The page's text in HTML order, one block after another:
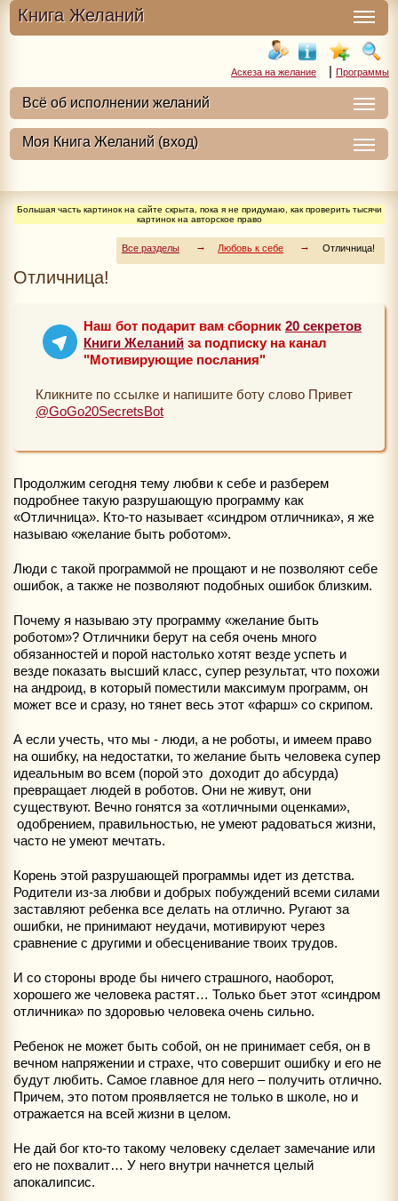
Книга Желаний
Аскеза на желание | Программы
Большая часть картинок на сайте скрыта, пока я не придумаю, как проверить тысячи
картинок на авторское право
Все разделы Любовь к себе Отличница!
Отличница!
Наш бот подарит вам сборник 20 секретов
Книги Желаний за подписку на канал
"Мотивирующие послания"
Кликните по ссылке и напишите боту слово Привет
@GoGo20SecretsBot
Продолжим сегодня тему любви к себе и разберем
подробнее такую разрушающую программу как
«Отличница». Кто-то называет «синдром отличника», я же
называю «желание быть роботом».
Люди с такой программой не прощают и не позволяют себе
ошибок, а также не позволяют подобных ошибок близким.
Почему я называю эту программу «желание быть
роботом»? Отличники берут на себя очень много
обязанностей и порой настолько хотят везде успеть и
везде показать высший класс, супер результат, что похожи
на андроид, в который поместили максимум программ, он
может все и сразу, но тянет весь этот «фарш» со скрипом.
А если учесть, что мы - люди, а не роботы, и имеем право
на ошибку, на недостатки, то желание быть человека супер
идеальным во всем (порой это доходит до абсурда)
превращает людей в роботов. Они не живут, они
существуют. Вечно гонятся за «отличными оценками»,
одобрением, правильностью, не умеют радоваться жизни,
часто не умеют мечтать.
Корень этой разрушающей программы идет из детства.
Родители из-за любви и добрых побуждений всеми силами
заставляют ребенка все делать на отлично. Ругают за
ошибки, не принимают неудачи, мотивируют через
сравнение с другими и обесценивание твоих трудов.
И со стороны вроде бы ничего страшного, наоборот,
хорошего же человека растят… Только бьет этот «синдром
отличника» по здоровью человека очень сильно.
Ребенок не может быть собой, он не принимает себя, он в
вечном напряжении и страхе, что совершит ошибку и его не
будут любить. Самое главное для него – получить отлично.
Причем, это потом проявляется не только в школе, но и
отражается на всей жизни в целом.
Не дай бог кто-то такому человеку сделает замечание или
его не похвалит… У него внутри начнется целый
апокалипсис.